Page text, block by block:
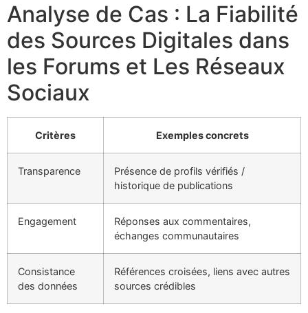
Analyse de Cas : La Fiabilité
des Sources Digitales dans
les Forums et Les Réseaux
Sociaux
Critères Exemples concrets
Transparence
Présence de profils vérifiés /
historique de publications
Engagement
Réponses aux commentaires,
échanges communautaires
Consistance
des données
Références croisées, liens avec autres
sources crédibles